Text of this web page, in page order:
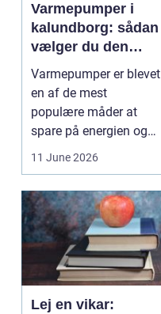
Varmepumper i
kalundborg: sådan
vælger du den
rigtige løsning
Varmepumper er blevet
en af de mest
populære måder at
spare på energien og
få et bedre indeklima
11 June 2026
Lej en vikar: